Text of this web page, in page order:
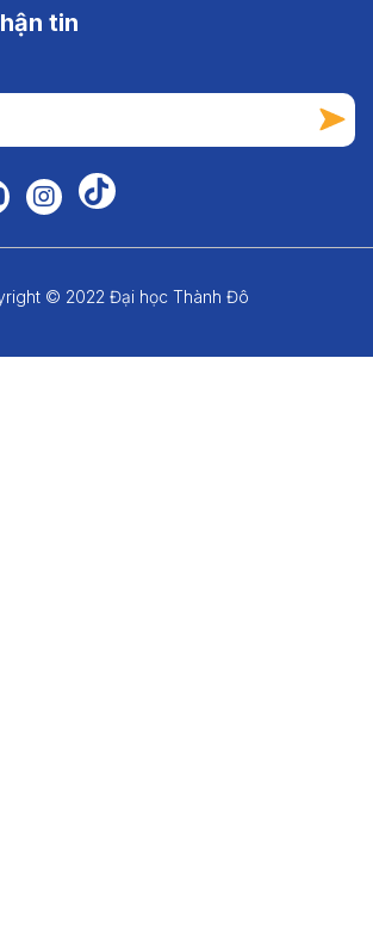
tin
© 2022 Đại học Thành Đô